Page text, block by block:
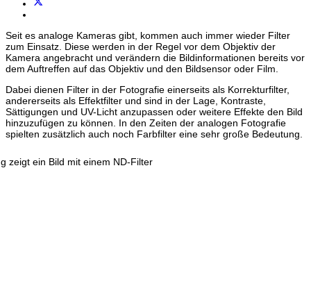
Seit es analoge Kameras gibt, kommen auch immer wieder Filter
zum Einsatz. Diese werden in der Regel vor dem Objektiv der
Kamera angebracht und verändern die Bildinformationen bereits vor
dem Auftreffen auf das Objektiv und den Bildsensor oder Film.
Dabei dienen Filter in der Fotografie einerseits als Korrekturfilter,
andererseits als Effektfilter und sind in der Lage, Kontraste,
Sättigungen und UV-Licht anzupassen oder weitere Effekte den Bild
hinzuzufügen zu können. In den Zeiten der analogen Fotografie
spielten zusätzlich auch noch Farbfilter eine sehr große Bedeutung.